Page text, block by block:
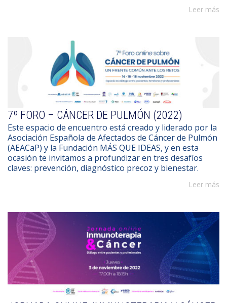
Leer más
7º FORO – CÁNCER DE PULMÓN (2022)
Este espacio de encuentro está creado y liderado por la
Asociación Española de Afectados de Cáncer de Pulmón
(AEACaP) y la Fundación MÁS QUE IDEAS, y en esta
ocasión te invitamos a profundizar en tres desafíos
claves: prevención, diagnóstico precoz y bienestar.
Leer más